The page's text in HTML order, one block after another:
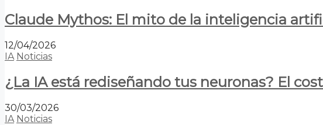
Claude Mythos: El mito de la inteligencia
12/04/2026
IA Noticias
¿La IA está rediseñando tus neuronas? El
30/03/2026
IA Noticias